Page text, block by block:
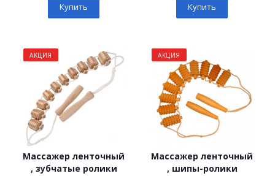
Купить Купить
АКЦИЯ
Массажер ленточный
, зубчатые ролики
АКЦИЯ
Массажер ленточный
, шипы-ролики